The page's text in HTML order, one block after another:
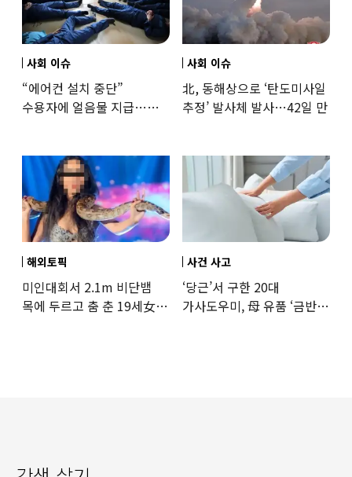
사회 이슈
“에어컨 설치 중단”
수용자에 얼음물 지급…
사회 이슈
北, 동해상으로 ‘탄도미사일
추정’ 발사체 발사…42일 만
해외토픽
미인대회서 2.1m 비단뱀
목에 두르고 춤 춘 19세女
사건 사고
‘당근’서 구한 20대
가사도우미, 母 유품 ‘금반지